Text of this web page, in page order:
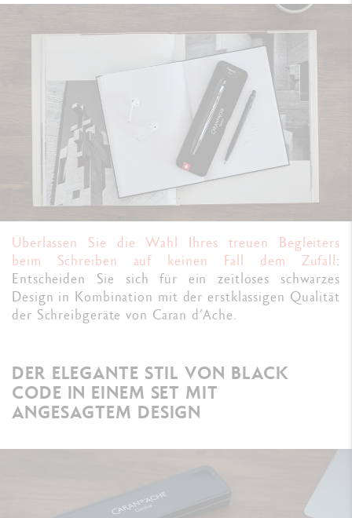
Überlassen Sie die Wahl Ihres treuen Begleiters
beim Schreiben auf keinen Fall dem Zufall:
Entscheiden Sie sich für ein zeitloses schwarzes
Design in Kombination mit der erstklassigen Qualität
der Schreibgeräte von Caran d’Ache.
DER ELEGANTE STIL VON BLACK
CODE IN EINEM SET MIT
ANGESAGTEM DESIGN